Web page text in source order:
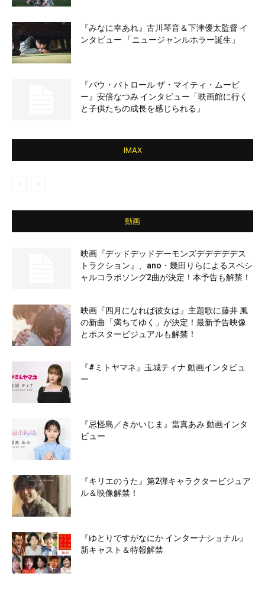
『みなに幸あれ』古川琴音＆下津優太監督 イ
ンタビュー 「ニュージャンルホラー誕生」
『パウ・パトロール ザ・マイティ・ムービ
ー』安倍なつみ インタビュー「映画館に行く
と子供たちの成長を感じられる」
IMAX
動画
映画『デッドデッドデーモンズデデデデデス
トラクション』、ano・幾田りらによるスペシ
ャルコラボソング2曲が決定！本予告も解禁！
映画『四月になれば彼女は』主題歌に藤井 風
の新曲「満ちてゆく」が決定！最新予告映像
とポスタービジュアルも解禁！
『#ミトヤマネ』玉城ティナ 動画インタビュ
ー
『忌怪島／きかいじま』當真あみ 動画インタ
ビュー
『キリエのうた』第2弾キャラクタービジュア
ル＆映像解禁！
『ゆとりですがなにか インターナショナル』
新キャスト＆特報解禁